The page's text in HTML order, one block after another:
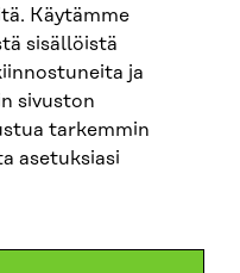
Käytämme
sisällöistä
ja
sivuston
tarkemmin
asetuksiasi